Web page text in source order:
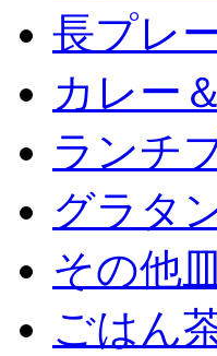
長プレ
カレー
ランチ
グラタ
その他皿
ごはん